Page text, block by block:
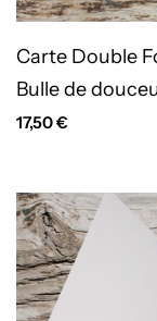
Carte Double
Bulle de
17,50€